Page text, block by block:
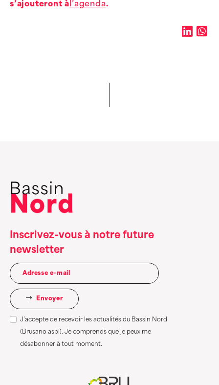
s’ajouteront àl’agenda.
Inscrivez-vous à notre future
newsletter
Envoyer
J’accepte de recevoir les actualités du Bassin Nord
(Brusano asbl). Je comprends que je peux me
désabonner à tout moment.